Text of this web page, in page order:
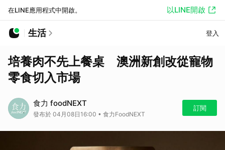
在LINE應用程式中開啟。 以LINE開啟
生活 登入
培養肉不先上餐桌 澳洲新創改從寵物
零食切入市場
食力 foodNEXT
發布於 04月08日16:00 • 食力FoodNEXT
訂閱